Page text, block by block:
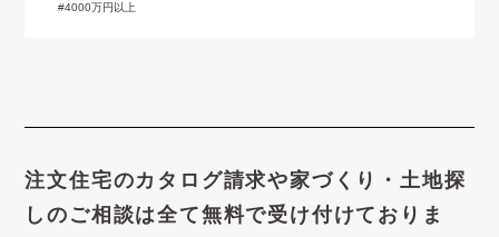
4000万円以上
注文住宅のカタログ請求や家づくり・土地探
しのご相談は全て無料で受け付けておりま